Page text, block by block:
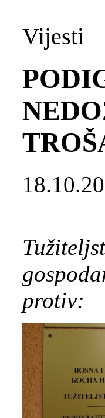
Vijesti
protiv: